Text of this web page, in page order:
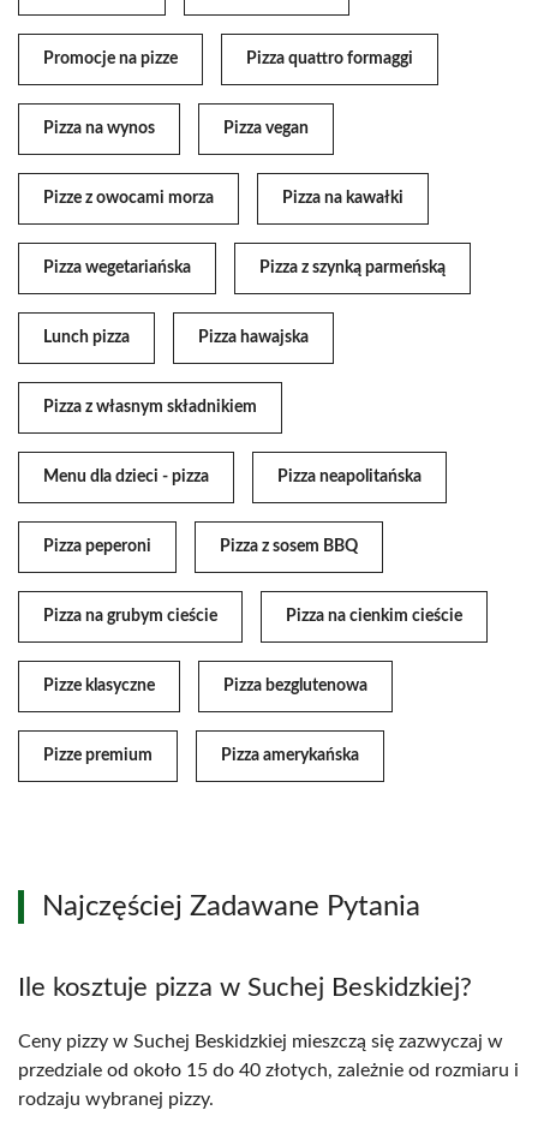
Promocje na pizze Pizza quattro formaggi
Pizza na wynos Pizza vegan
Pizze z owocami morza Pizza na kawałki
Pizza wegetariańska Pizza z szynką parmeńską
Lunch pizza Pizza hawajska
Pizza z własnym składnikiem
Menu dla dzieci - pizza Pizza neapolitańska
Pizza peperoni Pizza z sosem BBQ
Pizza na grubym cieście Pizza na cienkim cieście
Pizze klasyczne Pizza bezglutenowa
Pizze premium Pizza amerykańska
Najczęściej Zadawane Pytania
Ile kosztuje pizza w Suchej Beskidzkiej?
Ceny pizzy w Suchej Beskidzkiej mieszczą się zazwyczaj w
przedziale od około 15 do 40 złotych, zależnie od rozmiaru i
rodzaju wybranej pizzy.